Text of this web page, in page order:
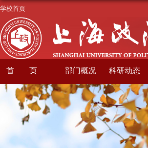
学校首页
首页 部门概况 科研动态